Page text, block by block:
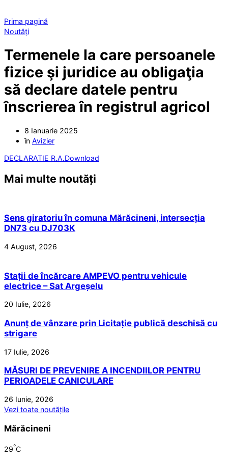
Prima pagină
Noutăți
Termenele la care persoanele
fizice şi juridice au obligaţia
să declare datele pentru
înscrierea în registrul agricol
8 Ianuarie 2025
în Avizier
DECLARATIE R.A.Download
Mai multe noutăți
Sens giratoriu în comuna Mărăcineni, intersecția
DN73 cu DJ703K
4 August, 2026
Stații de încărcare AMPEVO pentru vehicule
electrice – Sat Argeșelu
20 Iulie, 2026
Anunț de vânzare prin Licitație publică deschisă cu
strigare
17 Iulie, 2026
MĂSURI DE PREVENIRE A INCENDIILOR PENTRU
PERIOADELE CANICULARE
26 Iunie, 2026
Vezi toate noutățile
Mărăcineni
29°C